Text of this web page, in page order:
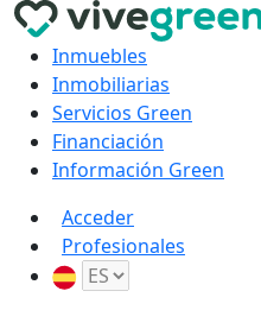
Inmuebles
Inmobiliarias
Servicios Green
Financiación
Información Green
Acceder
Profesionales